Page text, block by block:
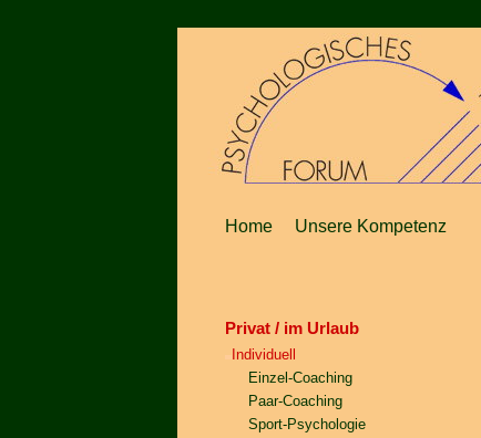
Home Unsere Kompetenz
Privat / im Urlaub
Individuell
Einzel-Coaching
Paar-Coaching
Sport-Psychologie